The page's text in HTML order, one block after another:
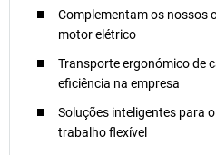
Complementam os nossos
motor elétrico
Transporte ergonómico de
eficiência na empresa
Soluções inteligentes para
trabalho flexível